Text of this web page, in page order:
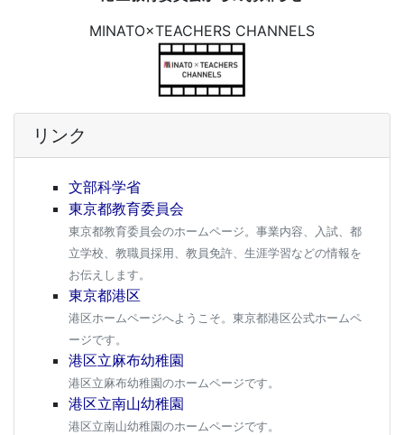
MINATO×TEACHERS CHANNELS
リンク
文部科学省
東京都教育委員会
東京都教育委員会のホームページ。事業内容、入試、都
立学校、教職員採用、教員免許、生涯学習などの情報を
お伝えします。
東京都港区
港区ホームページへようこそ。東京都港区公式ホームペ
ージです。
港区立麻布幼稚園
港区立麻布幼稚園のホームページです。
港区立南山幼稚園
港区立南山幼稚園のホームページです。